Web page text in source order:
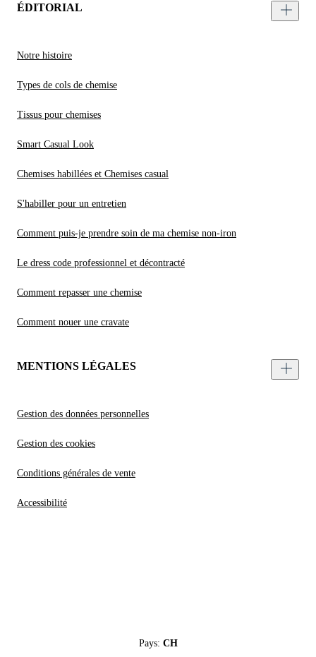
ÉDITORIAL
Notre histoire
Types de cols de chemise
Tissus pour chemises
Smart Casual Look
Chemises habillées et Chemises casual
S'habiller pour un entretien
Comment puis-je prendre soin de ma chemise non-iron
Le dress code professionnel et décontracté
Comment repasser une chemise
Comment nouer une cravate
MENTIONS LÉGALES
Gestion des données personnelles
Gestion des cookies
Conditions générales de vente
Accessibilité
Pays: CH